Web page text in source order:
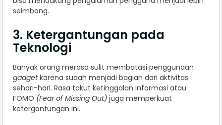
seimbang.
3. Ketergantungan pada
Teknologi
Banyak orang merasa sulit membatasi penggunaan
gadgetkarena sudah menjadi bagian dari aktivitas
sehari-hari. Rasa takut ketinggalan informasi atau
FOMO (Fear of Missing Out) juga memperkuat
ketergantungan ini.